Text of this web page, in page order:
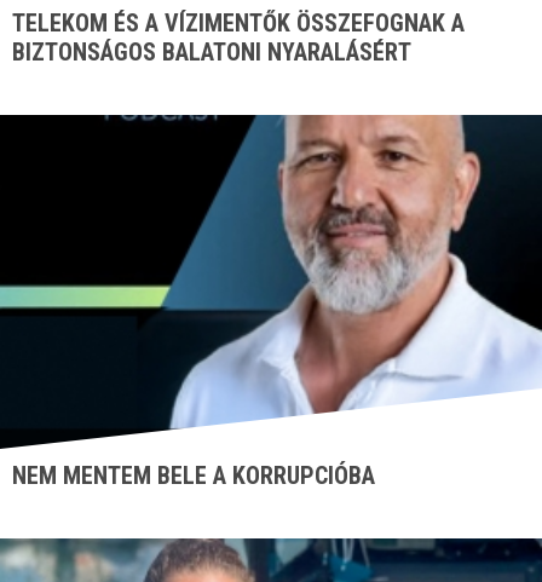
TELEKOM ÉS A VÍZIMENTŐK ÖSSZEFOGNAK A
BIZTONSÁGOS BALATONI NYARALÁSÉRT
NEM MENTEM BELE A KORRUPCIÓBA